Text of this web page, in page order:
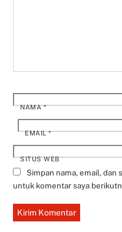
NAMA*
EMAIL*
SITUS WEB
Simpan nama, email, dan
untuk komentar saya